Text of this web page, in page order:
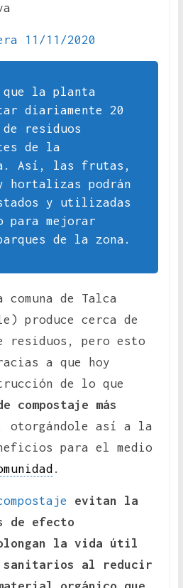
11/11/2020
que la planta
diariamente 20
residuos
de la
Así, las frutas,
hortalizas podrán
y utilizadas
para mejorar
de la zona.
comuna de Talca
produce cerca de
residuos, pero esto
a que hoy
de lo que
compostaje más
otorgándole así a la
para el medio
.
evitan la
de efecto
la vida útil
al reducir